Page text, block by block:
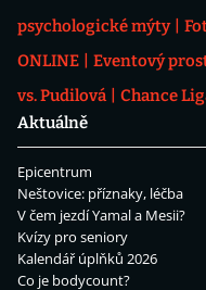
psychologické mýty
ONLINE
Eventový
vs. Pudilová
Chance
Aktuálně
Epicentrum
Neštovice: příznaky, léčba
V čem jezdí Yamal a Mesii?
Kvízy pro seniory
Kalendář úplňků 2026
Co je bodycount?